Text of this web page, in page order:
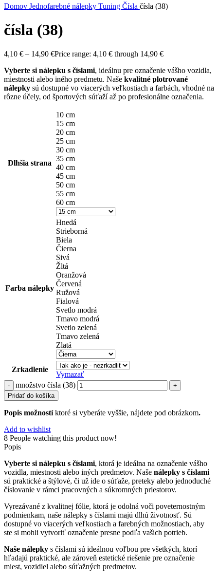
Domov Jednofarebné nálepky Tuning Čísla čísla (38)
čísla (38)
4,10 € – 14,90 €Price range: 4,10 € through 14,90 €
Vyberte si nálepku s číslami, ideálnu pre označenie vášho vozidla,
miestnosti alebo iného predmetu. Naše kvalitné plotrované
nálepky sú dostupné vo viacerých veľkostiach a farbách, vhodné na
rôzne účely, od športových súťaží až po profesionálne označenia.
Dlhšia strana
10 cm
15 cm
20 cm
25 cm
30 cm
35 cm
40 cm
45 cm
50 cm
55 cm
60 cm
Farba nálepky
Hnedá
Strieborná
Biela
Čierna
Sivá
Žltá
Oranžová
Červená
Ružová
Fialová
Svetlo modrá
Tmavo modrá
Svetlo zelená
Tmavo zelená
Zlatá
Zrkadlenie
Vymazať
množstvo čísla (38)
Pridať do košíka
Popis možnostíktoré si vyberáte vyššie, nájdete pod obrázkom.
Add to wishlist
8 People watching this product now!
Popis
Vyberte si nálepku s číslami, ktorá je ideálna na označenie vášho
vozidla, miestnosti alebo iných predmetov. Naše nálepky s číslami
sú praktické a štýlové, či už ide o súťaže, preteky alebo jednoduché
číslovanie v rámci pracovných a súkromných priestorov.
Vyrezávané z kvalitnej fólie, ktorá je odolná voči poveternostným
podmienkam, naše nálepky s číslami majú dlhú životnosť. Sú
dostupné vo viacerých veľkostiach a farebných možnostiach, aby
ste si mohli vytvoriť označenie presne podľa vašich potrieb.
Naše nálepky s číslami sú ideálnou voľbou pre všetkých, ktorí
hľadajú praktické, ale zároveň estetické riešenie pre označenie
miest, vozidiel alebo súťažných predmetov.